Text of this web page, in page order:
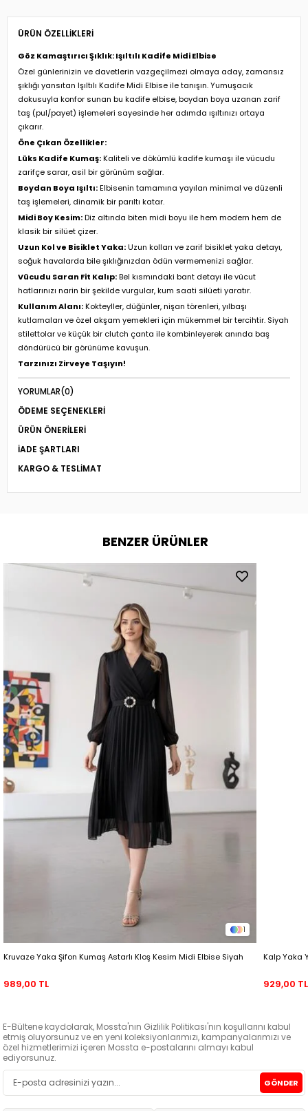
ÜRÜN ÖZELLIKLERI
Göz Kamaştırıcı Şıklık: Işıltılı Kadife Midi Elbise
Özel günlerinizin ve davetlerin vazgeçilmezi olmaya aday, zamansız
şıklığı yansıtan Işıltılı Kadife Midi Elbise ile tanışın. Yumuşacık
dokusuyla konfor sunan bu kadife elbise, boydan boya uzanan zarif
taş (pul/payet) işlemeleri sayesinde her adımda ışıltınızı ortaya
çıkarır.
Öne Çıkan Özellikler:
Lüks Kadife Kumaş:Kaliteli ve dökümlü kadife kumaşı ile vücudu
zarifçe sarar, asil bir görünüm sağlar.
Boydan Boya Işıltı:Elbisenin tamamına yayılan minimal ve düzenli
taş işlemeleri, dinamik bir parıltı katar.
Midi Boy Kesim:Diz altında biten midi boyu ile hem modern hem de
klasik bir silüet çizer.
Uzun Kol ve Bisiklet Yaka:Uzun kolları ve zarif bisiklet yaka detayı,
soğuk havalarda bile şıklığınızdan ödün vermemenizi sağlar.
Vücudu Saran Fit Kalıp:Bel kısmındaki bant detayı ile vücut
hatlarınızı narin bir şekilde vurgular, kum saati silüeti yaratır.
Kullanım Alanı:Kokteyller, düğünler, nişan törenleri, yılbaşı
kutlamaları ve özel akşam yemekleri için mükemmel bir tercihtir. Siyah
stilettolar ve küçük bir clutch çanta ile kombinleyerek anında baş
döndürücü bir görünüme kavuşun.
Tarzınızı Zirveye Taşıyın!
YORUMLAR(0)
ÖDEME SEÇENEKLERI
ÜRÜN ÖNERILERI
İADE ŞARTLARI
KARGO & TESLIMAT
BENZER ÜRÜNLER
1
Kruvaze Yaka Şifon Kumaş Astarlı Kloş Kesim Midi Elbise Siyah
989,00 TL
Kalp Yaka
929,00 TL
E-Bültene kaydolarak, Mossta'nın Gizlilik Politikası'nın koşullarını kabul
etmiş oluyorsunuz ve en yeni koleksiyonlarımızı, kampanyalarımızı ve
özel hizmetlerimizi içeren Mossta e-postalarını almayı kabul
ediyorsunuz.
GÖNDER